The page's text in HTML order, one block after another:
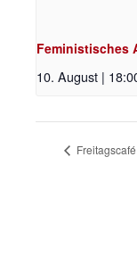
Feministisches
10. August |
Freitagscafé